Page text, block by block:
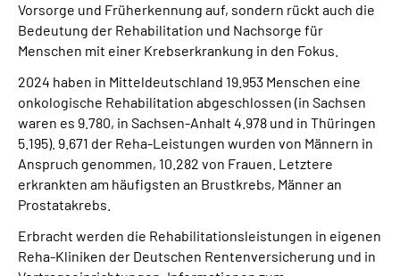
Leichte Sprache
Mein Kundenportal
Vorsorge und Früherkennung auf, sondern rückt auch die
Bedeutung der Rehabilitation und Nachsorge für
Menschen mit einer Krebserkrankung in den Fokus.
2024 haben in Mitteldeutschland 19.953 Menschen eine
onkologische Rehabilitation abgeschlossen (in Sachsen
waren es 9.780, in Sachsen-Anhalt 4.978 und in Thüringen
5.195). 9.671 der Reha-Leistungen wurden von Männern in
Anspruch genommen, 10.282 von Frauen. Letztere
erkrankten am häufigsten an Brustkrebs, Männer an
Prostatakrebs.
Erbracht werden die Rehabilitationsleistungen in eigenen
Reha-Kliniken der Deutschen Rentenversicherung und in